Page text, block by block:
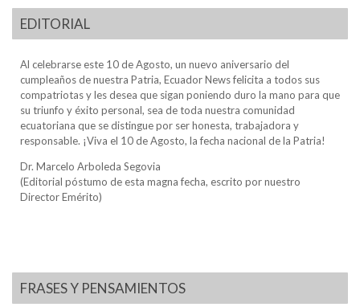
EDITORIAL
Al celebrarse este 10 de Agosto, un nuevo aniversario del
cumpleaños de nuestra Patria, Ecuador News felicita a todos sus
compatriotas y les desea que sigan poniendo duro la mano para que
su triunfo y éxito personal, sea de toda nuestra comunidad
ecuatoriana que se distingue por ser honesta, trabajadora y
responsable. ¡Viva el 10 de Agosto, la fecha nacional de la Patria!
Dr. Marcelo Arboleda Segovia
(Editorial póstumo de esta magna fecha, escrito por nuestro
Director Emérito)
FRASES Y PENSAMIENTOS